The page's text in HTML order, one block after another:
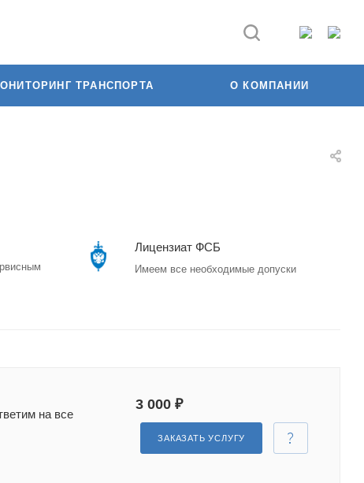
ТРАНСПОРТА О КОМПАНИИ
Лицензиат ФСБ
Имеем все необходимые допуски
на все
3 000 ₽
ЗАКАЗАТЬ УСЛУГУ